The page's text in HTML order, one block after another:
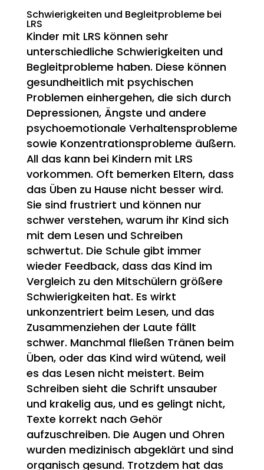
Schwierigkeiten und Begleitprobleme bei
LRS
Kinder mit LRS können sehr
unterschiedliche Schwierigkeiten und
Begleitprobleme haben. Diese können
gesundheitlich mit psychischen
Problemen einhergehen, die sich durch
Depressionen, Ängste und andere
psychoemotionale Verhaltensprobleme
sowie Konzentrationsprobleme äußern.
All das kann bei Kindern mit LRS
vorkommen. Oft bemerken Eltern, dass
das Üben zu Hause nicht besser wird.
Sie sind frustriert und können nur
schwer verstehen, warum ihr Kind sich
mit dem Lesen und Schreiben
schwertut. Die Schule gibt immer
wieder Feedback, dass das Kind im
Vergleich zu den Mitschülern größere
Schwierigkeiten hat. Es wirkt
unkonzentriert beim Lesen, und das
Zusammenziehen der Laute fällt
schwer. Manchmal fließen Tränen beim
Üben, oder das Kind wird wütend, weil
es das Lesen nicht meistert. Beim
Schreiben sieht die Schrift unsauber
und krakelig aus, und es gelingt nicht,
Texte korrekt nach Gehör
aufzuschreiben. Die Augen und Ohren
wurden medizinisch abgeklärt und sind
organisch gesund. Trotzdem hat das